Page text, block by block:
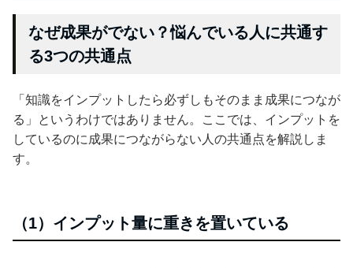
なぜ成果がでない？悩んでいる人に共通す
る3つの共通点
「知識をインプットしたら必ずしもそのまま成果につなが
る」というわけではありません。ここでは、インプットを
しているのに成果につながらない人の共通点を解説しま
す。
（1）インプット量に重きを置いている